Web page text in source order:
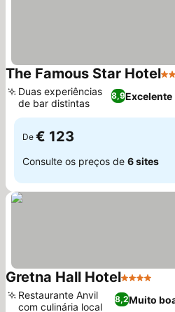
The Famous Star Hotel3
8,9Excelente
Duas experiências
de bar distintas
De € 123
Consulte os preços de 6 sites
Gretna Hall Hotel4 Estrelas
8,2Muito
Restaurante Anvil
com culinária local